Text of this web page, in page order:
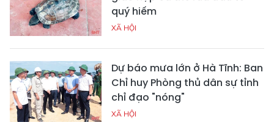
quý hiếm
XÃ HỘI
Dự báo mưa lớn ở Hà Tĩnh: Ban
Chỉ huy Phòng thủ dân sự tỉnh
chỉ đạo "nóng"
XÃ HỘI